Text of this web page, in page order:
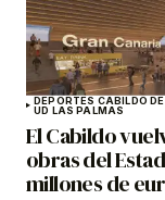
DEPORTES CABILDO
UD LAS PALMAS
El Cabildo
obras del
millones de